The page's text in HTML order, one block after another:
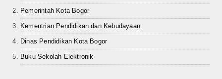
Pemerintah Kota Bogor
Kementrian Pendidikan dan Kebudayaan
Dinas Pendidikan Kota Bogor
Buku Sekolah Elektronik